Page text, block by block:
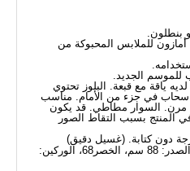
و بنطلون.
للملابس المحبوكة من
للموسم الجديد.
ياقة مع قبعة. البلوز تحتوي
سحاب في جزء من الأمام. مناسب
مرن. السوار مطاطي. قد يكون
المنتج بسبب التقاط الصور
الطول: 165 سم، الصدر: 88 سم، الخصر68، الوركين: